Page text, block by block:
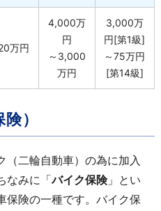
万円
4,000万
円
～3,000
万円
3,000万
円[第1級]
～75万円
[第14級]
）
（二輪自動車）の為に加入
なみに「バイク保険」とい
保険の一種です。バイク保